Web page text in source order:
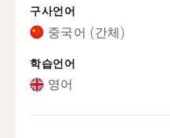
구사언어
중국어 (간체)
학습언어
영어